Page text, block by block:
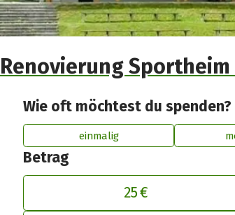
Renovierung Sportheim
Wie oft möchtest du spenden?
einmalig
Betrag
25 €